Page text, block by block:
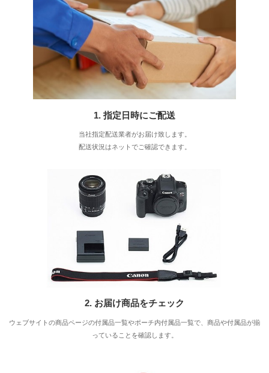
1. 指定日時にご配送
当社指定配送業者がお届け致します。
配送状況はネットでご確認できます。
2. お届け商品をチェック
ウェブサイトの商品ページの付属品一覧やポーチ内付属品一覧で、商品や付属品が揃
っていることを確認します。